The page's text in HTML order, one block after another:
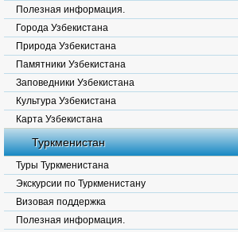
Полезная информация.
Города Узбекистана
Природа Узбекистана
Памятники Узбекистана
Заповедники Узбекистана
Культура Узбекистана
Карта Узбекистана
Туркменистан
Туры Туркменистана
Экскурсии по Туркменистану
Визовая поддержка
Полезная информация.